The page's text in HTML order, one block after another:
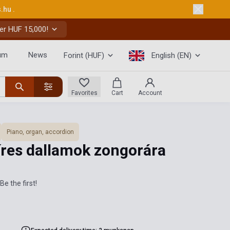
.
HUF 15,000!
News Forint (HUF) English (EN)
Favorites Cart Account
Piano, organ, accordion
dallamok zongorára
the first!